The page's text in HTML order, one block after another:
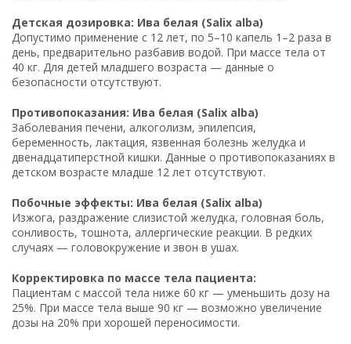
Детская дозировка: Ива белая (Salix alba)
Допустимо применение с 12 лет, по 5–10 капель 1–2 раза в
день, предварительно разбавив водой. При массе тела от
40 кг. Для детей младшего возраста — данные о
безопасности отсутствуют.
Противопоказания: Ива белая (Salix alba)
Заболевания печени, алкоголизм, эпилепсия,
беременность, лактация, язвенная болезнь желудка и
двенадцатиперстной кишки. Данные о противопоказаниях в
детском возрасте младше 12 лет отсутствуют.
Побочные эффекты: Ива белая (Salix alba)
Изжога, раздражение слизистой желудка, головная боль,
сонливость, тошнота, аллергические реакции. В редких
случаях — головокружение и звон в ушах.
Корректировка по массе тела пациента:
Пациентам с массой тела ниже 60 кг — уменьшить дозу на
25%. При массе тела выше 90 кг — возможно увеличение
дозы на 20% при хорошей переносимости.